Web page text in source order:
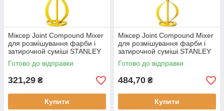
Міксер Joint Compound Mixer
для розмішування фарби і
затирочной суміші STANLEY
STHT2-28042 діаметр 80 мм
довжина 400 мм макс. нав
Готово до відправки
321,29 ₴
Купити
Міксер Joint Compound Mixer
для розмішування фарби і
затирочной суміші STANLEY
STHT2-28043 діаметр 100
мм довжина 590 мм макс. на
Готово до відправки
484,70 ₴
Купити